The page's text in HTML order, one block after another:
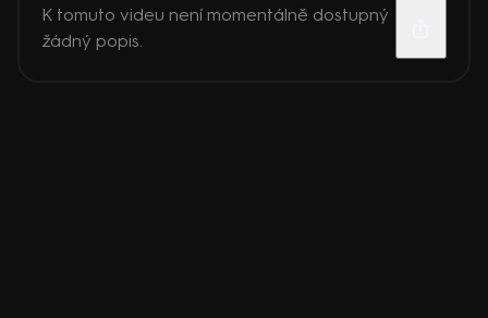
K tomuto videu není momentálně dostupný
žádný popis.